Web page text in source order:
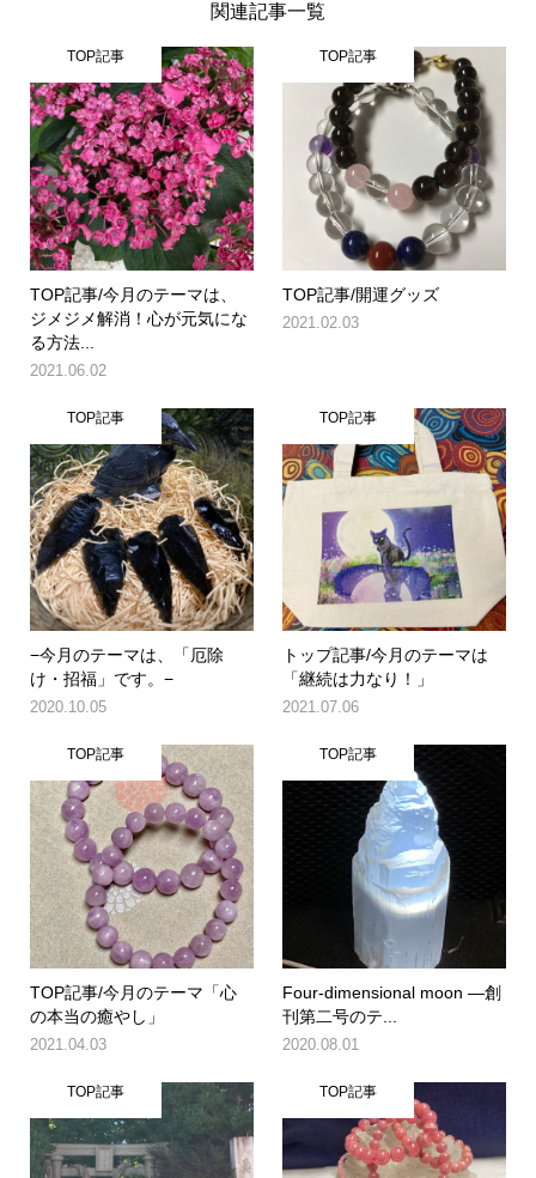
関連記事一覧
TOP記事
TOP記事/今月のテーマは、
ジメジメ解消！心が元気にな
る方法...
2021.06.02
TOP記事
TOP記事/開運グッズ
2021.02.03
TOP記事
−今月のテーマは、「厄除
け・招福」です。−
2020.10.05
TOP記事
トップ記事/今月のテーマは
「継続は力なり！」
2021.07.06
TOP記事
TOP記事/今月のテーマ「心
の本当の癒やし」
2021.04.03
TOP記事
Four-dimensional moon ―創
刊第二号のテ...
2020.08.01
TOP記事 TOP記事